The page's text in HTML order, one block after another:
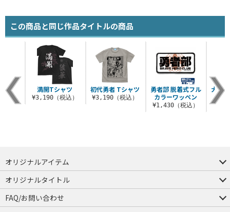
この商品と同じ作品タイトルの商品
初代勇者 Tシャツ
¥3,190（税込）
勇者部 脱着式フル
カラーワッペン
¥1,430（税込）
犬吠
み
込）
満開Tシャツ
¥3,190（税込）
オリジナルアイテム
つままれ
つかまれ
ピョコッテ
オリジナルタイトル
アイテムヤ
ミスカトニック大學購買部
FAQ/お問い合わせ